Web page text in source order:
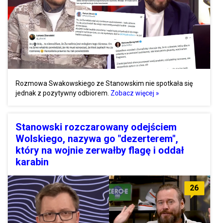
Rozmowa Swakowskiego ze Stanowskim nie spotkała się
jednak z pozytywny odbiorem. Zobacz więcej »
Stanowski rozczarowany odejściem
Wolskiego, nazywa go "dezerterem",
który na wojnie zerwałby flagę i oddał
karabin
26